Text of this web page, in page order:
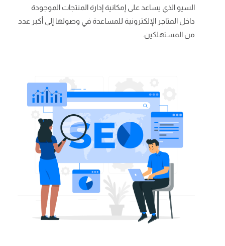
السيو الذي يساعد على إمكانية إدارة المنتجات الموجودة
داخل المتاجر الإلكترونية للمساعدة في وصولها إلى أكبر عدد
من المستهلكين.